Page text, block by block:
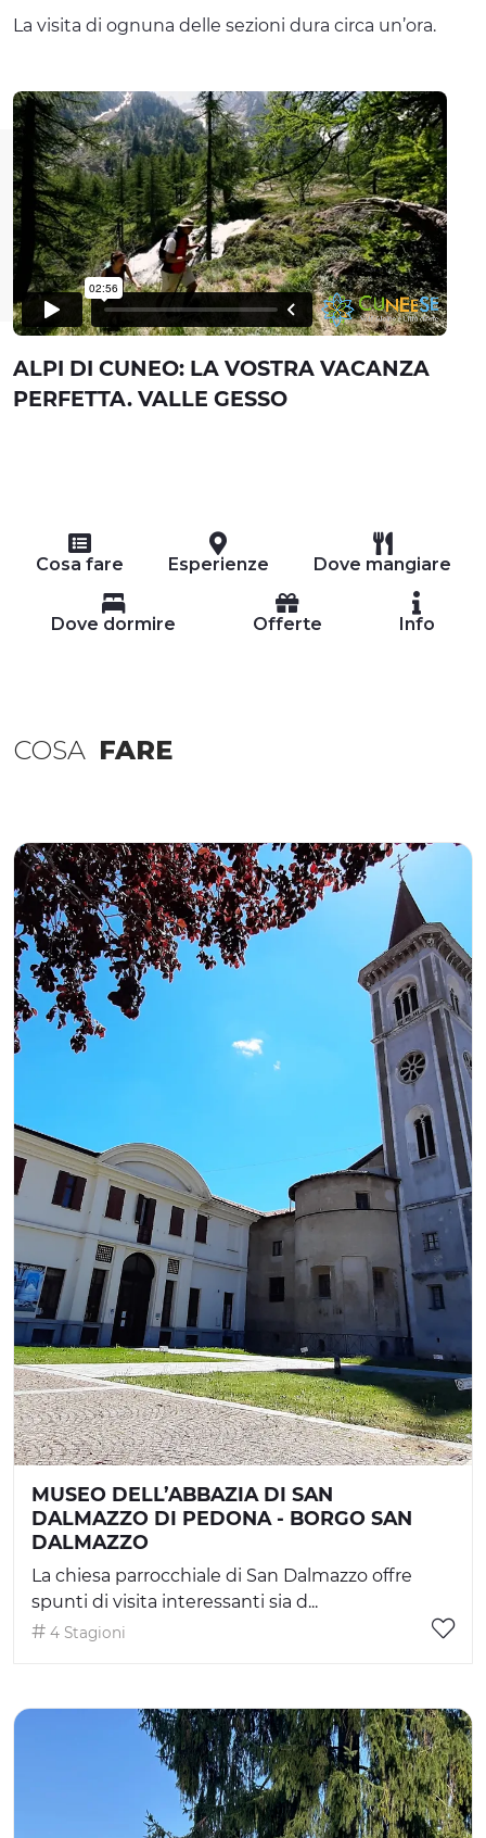
La visita di ognuna delle sezioni dura circa un’ora.
ALPI DI CUNEO: LA VOSTRA VACANZA
PERFETTA. VALLE GESSO
Cosa fare Esperienze Dove mangiare
Dove dormire Offerte Info
COSA FARE
MUSEO DELL’ABBAZIA DI SAN
DALMAZZO DI PEDONA - BORGO SAN
DALMAZZO
La chiesa parrocchiale di San Dalmazzo offre
spunti di visita interessanti sia d...
4 Stagioni